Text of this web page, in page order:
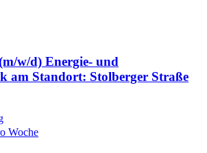
w/d) Energie- und
am Standort: Stolberger Straße
Woche